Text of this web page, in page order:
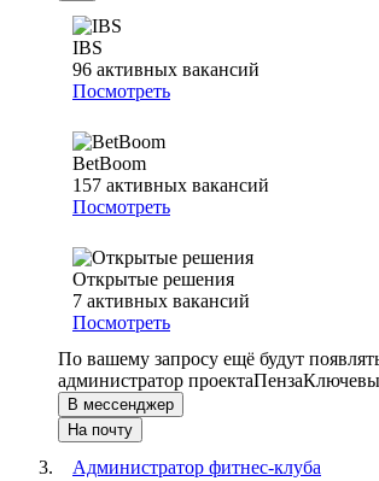
IBS
96 активных вакансий
Посмотреть
BetBoom
157 активных вакансий
Посмотреть
Открытые решения
7 активных вакансий
Посмотреть
По вашему запросу ещё будут
администратор проектаПенза
В мессенджер
На почту
Администратор фитнес-клуба